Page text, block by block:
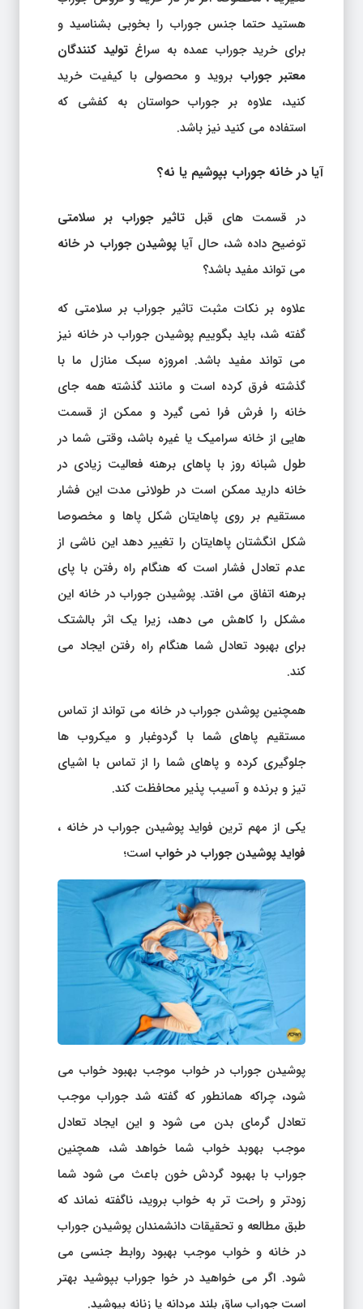
هستید حتما جنس جوراب را بخوبی بشناسید و
برای خرید جوراب عمده به سراغتولید کنندگان
معتبر جوراب بروید و محصولی با کیفیت خرید
کنید، علاوه بر جوراب حواستان به کفشی که
استفاده می کنید نیز باشد.
آیا در خانه جوراب بپوشیم یا نه؟
در قسمت های قبل تاثیر جوراب بر سلامتی
توضیح داده شد، حال آیاپوشیدن جوراب در خانه
می تواند مفید باشد؟
علاوه بر نکات مثبت تاثیر جوراب بر سلامتی که
گفته شد، باید بگوییم پوشیدن جوراب در خانه نیز
می تواند مفید باشد. امروزه سبک منازل ما با
گذشته فرق کرده است و مانند گذشته همه جای
خانه را فرش فرا نمی گیرد و ممکن از قسمت
هایی از خانه سرامیک یا غیره باشد، وقتی شما در
طول شبانه روز با پاهای برهنه فعالیت زیادی در
خانه دارید ممکن است در طولانی مدت این فشار
مستقیم بر روی پاهایتان شکل پاها و مخصوصا
شکل انگشتان پاهایتان را تغییر دهد این ناشی از
عدم تعادل فشار است که هنگام راه رفتن با پای
برهنه اتفاق می افتد. پوشیدن جوراب در خانه این
مشکل را کاهش می دهد، زیرا یک اثر بالشتک
برای بهبود تعادل شما هنگام راه رفتن ایجاد می
کند.
همچنین پوشدن جوراب در خانه می تواند از تماس
مستقیم پاهای شما با گردوغبار و میکروب ها
جلوگیری کرده و پاهای شما را از تماس با اشیای
تیز و برنده و آسیب پذیر محافظت کند.
یکی از مهم ترین فواید پوشیدن جوراب در خانه ،
فواید پوشیدن جوراب در خواب است؛
پوشیدن جوراب در خواب موجب بهبود خواب می
شود، چراکه همانطور که گفته شد جوراب موجب
تعادل گرمای بدن می شود و این ایجاد تعادل
موجب بهوبد خواب شما خواهد شد، همچنین
جوراب با بهبود گردش خون باعث می شود شما
زودتر و راحت تر به خواب بروید، ناگفته نماند که
طبق مطالعه و تحقیقات دانشمندان پوشیدن جوراب
در خانه و خواب موجب بهبود روابط جنسی می
شود. اگر می خواهید در خوا جوراب بپوشید بهتر
است جوراب ساق بلند مردانه یا زنانه بپوشید.